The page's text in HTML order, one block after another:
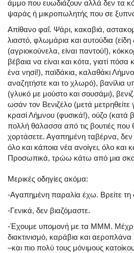
άμμο που ευωδιάζουν αλλά δεν τα
ψαράς ή μικροπωλητής που σε
Απίθανο φαΐ. Ψάρι, κακαβιά,
λιαστό, φλωμάρια και αυτούδια
(αγριοκούνελα, είναι παντού!),
βέβαια να είναι και κότα, γιατί πόσα
ένα νησί!), παϊδάκια, καλαθάκι
αναζητήστε και το χλωρό), βανίλια
(γλυκό με μούστο και σουσάμι),
ωσάν τον Βενιζέλο (μετά μετρηθείτε
κρασί Λήμνου (φυσικά!), ούζο (κατά
πολλή θάλασσα από τις βουτιές που
χορτάσετε. Αγαπημένη ταβέρνα,
όλο και κάποια νέα ανοίγει, όλο και
Προσωπικά, τρώω κάτω από μια
Μερικές οδηγίες ακόμα:
-Αγαπημένη παραλία έχω. Βρείτε τη
-Γενικά, δεν βιαζόμαστε.
-Έχουμε υπομονή με τα ΜΜΜ.
διακτινισμό, καράβια και
–και πιο πολύ τους μόνιμους